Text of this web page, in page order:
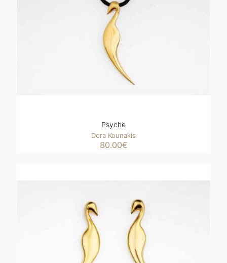
Psyche
Dora Kounakis
80.00€